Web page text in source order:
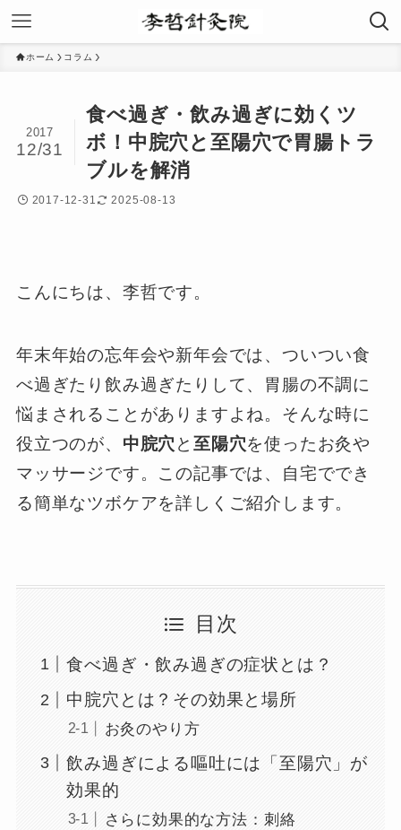
ホーム コラム
食べ過ぎ・飲み過ぎに効くツ
ボ！中脘穴と至陽穴で胃腸トラ
ブルを解消
2017
12/31
2017-12-31 2025-08-13
こんにちは、李哲です。
年末年始の忘年会や新年会では、ついつい食
べ過ぎたり飲み過ぎたりして、胃腸の不調に
悩まされることがありますよね。そんな時に
役立つのが、 中脘穴 と 至陽穴を使ったお灸や
マッサージです。この記事では、自宅ででき
る簡単なツボケアを詳しくご紹介します。
目次
食べ過ぎ・飲み過ぎの症状とは？
中脘穴とは？その効果と場所
お灸のやり方
飲み過ぎによる嘔吐には「至陽穴」が
効果的
さらに効果的な方法：刺絡